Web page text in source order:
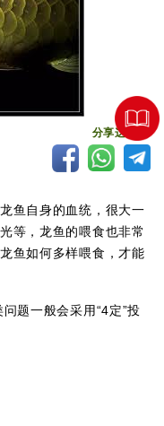
分享这个
鱼自身的血统，很大一
等，龙鱼的喂食也非常
鱼如何多样喂食，才能
题一般会采用“4定”投